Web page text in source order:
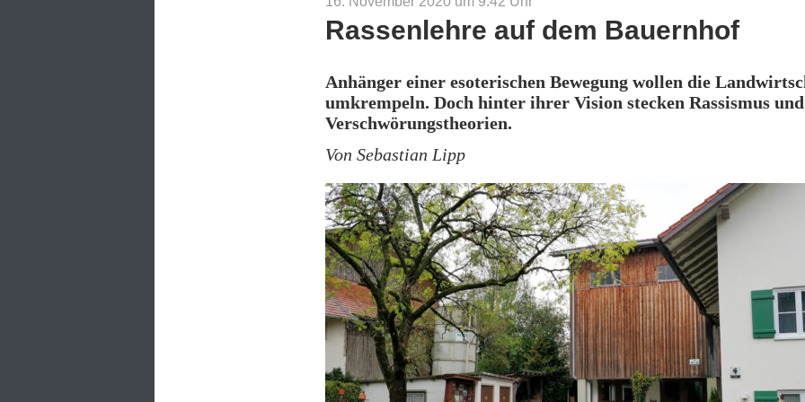
Rassenlehre auf dem Bauernhof
Anhänger einer esoterischen Bewegung wollen die
umkrempeln. Doch hinter ihrer Vision stecken Rassismus und
Verschwörungstheorien.
Von Sebastian Lipp